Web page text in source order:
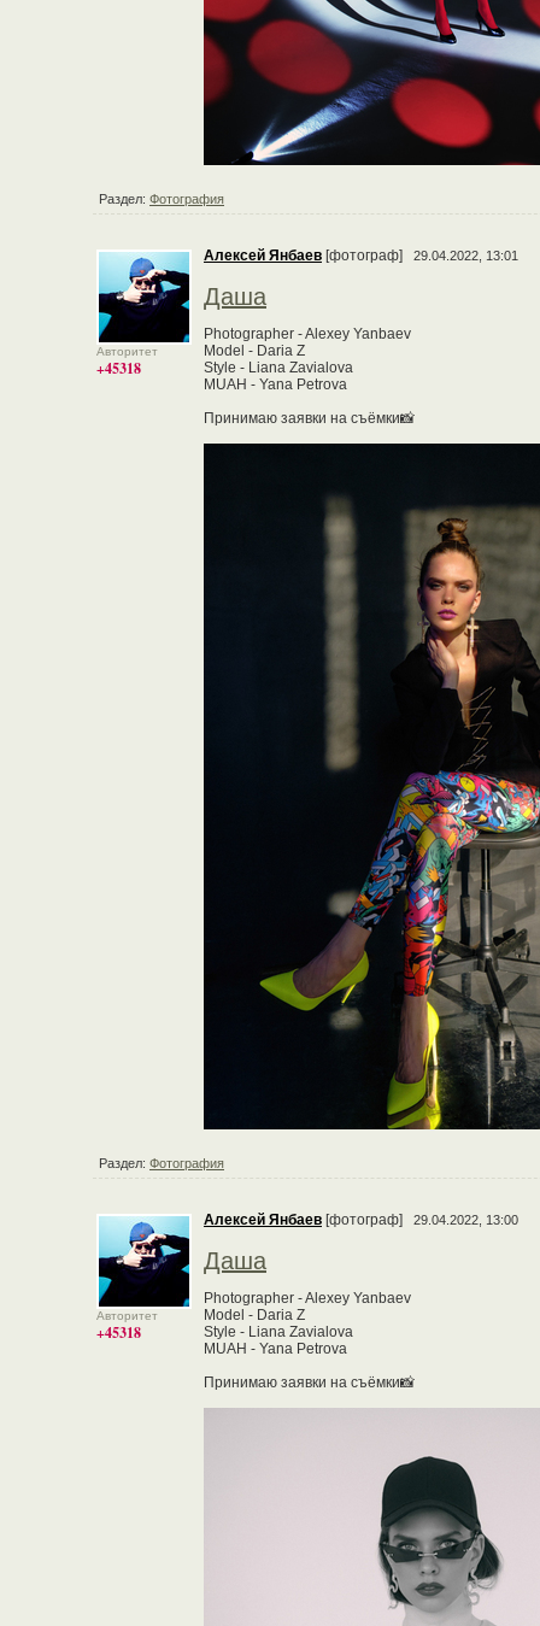
Раздел: Фотография
Авторитет
+45318
Алексей Янбаев [фотограф] 29.04.2022, 13:01
Даша
Photographer - Alexey Yanbaev
Model - Daria Z
Style - Liana Zavialova
MUAH - Yana Petrova
Принимаю заявки на съёмки📸
Раздел: Фотография
Авторитет
+45318
Алексей Янбаев [фотограф] 29.04.2022, 13:00
Даша
Photographer - Alexey Yanbaev
Model - Daria Z
Style - Liana Zavialova
MUAH - Yana Petrova
Принимаю заявки на съёмки📸